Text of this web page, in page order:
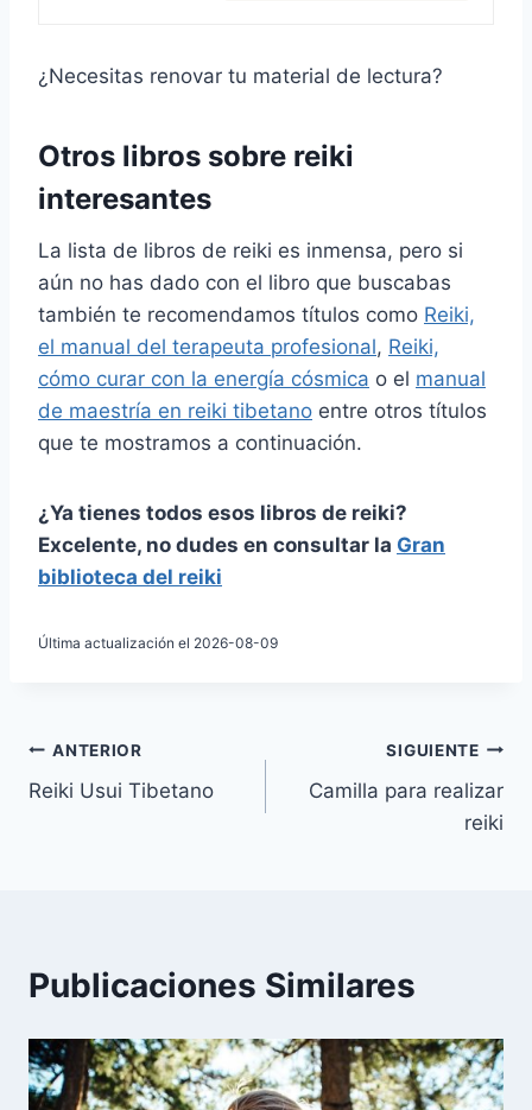
¿Necesitas renovar tu material de lectura?
Otros libros sobre reiki
interesantes
La lista de libros de reiki es inmensa, pero si
aún no has dado con el libro que buscabas
también te recomendamos títulos como Reiki,
el manual del terapeuta profesional, Reiki,
cómo curar con la energía cósmica o el manual
de maestría en reiki tibetano entre otros títulos
que te mostramos a continuación.
¿Ya tienes todos esos libros de reiki?
Excelente, no dudes en consultar la Gran
biblioteca del reiki
Última actualización el 2026-08-09
Navegación
de
ANTERIOR
Reiki Usui Tibetano
SIGUIENTE
Camilla para realizar
reiki
Publicaciones Similares